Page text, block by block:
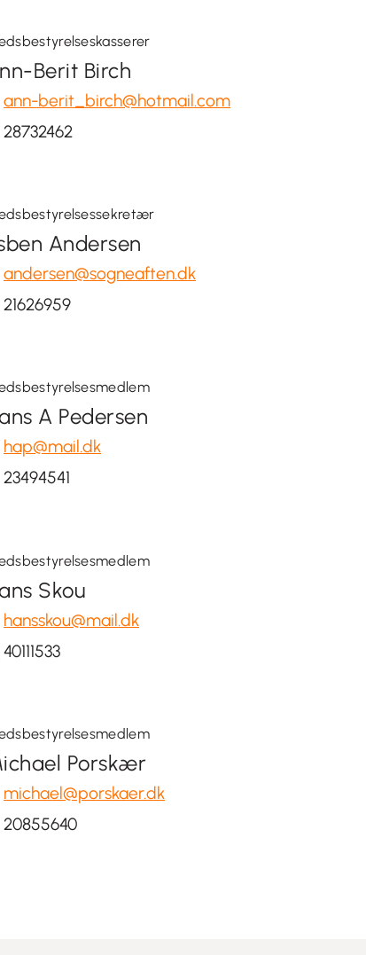
Berit Birch
ann-berit_birch@hotmail.com
28732462
Andersen
andersen@sogneaften.dk
21626959
A Pedersen
hap@mail.dk
23494541
Skou
hansskou@mail.dk
40111533
Porskær
michael@porskaer.dk
20855640